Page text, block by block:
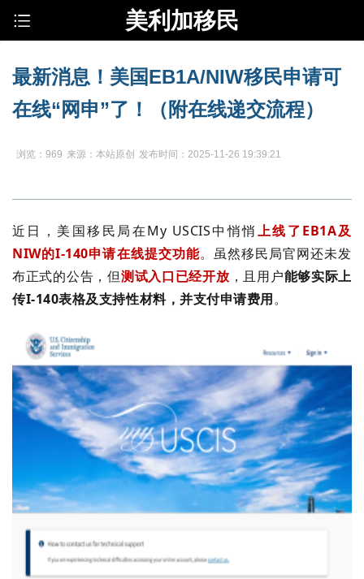
美利加移民
最新消息！美国EB1A/NIW移民申请可
在线“网申”了！（附在线递交流程）
浏览：969 来源：本站原创 发布时间：2025-11-26 19:39:21
近日，美国移民局在My USCIS中悄悄上线了EB1A及
NIW的I-140申请在线提交功能。虽然移民局官网还未发
布正式的公告，但测试入口已经开放 ，且用户能够实际上
传I-140表格及支持性材料，并支付申请费用。